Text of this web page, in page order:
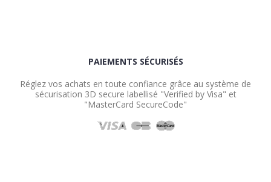
PAIEMENTS SÉCURISÉS
Réglez vos achats en toute confiance grâce au système de
sécurisation 3D secure labellisé "Verified by Visa" et
"MasterCard SecureCode"